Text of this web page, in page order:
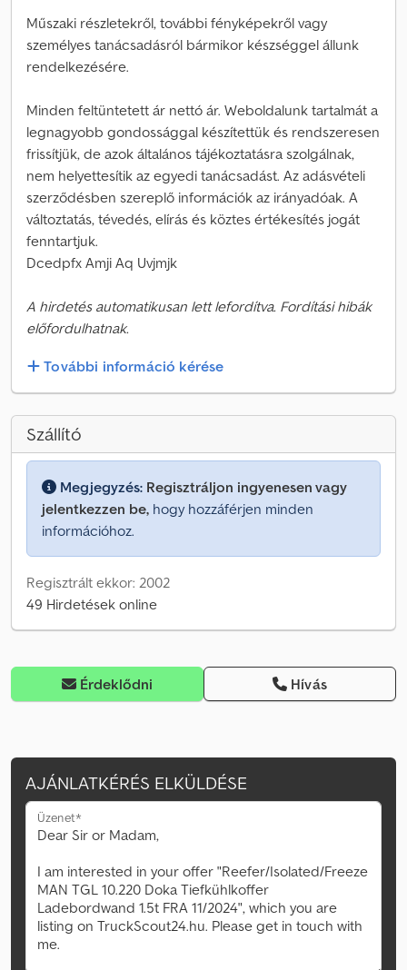
Műszaki részletekről, további fényképekről vagy
személyes tanácsadásról bármikor készséggel állunk
rendelkezésére.
Minden feltüntetett ár nettó ár. Weboldalunk tartalmát a
legnagyobb gondossággal készítettük és rendszeresen
frissítjük, de azok általános tájékoztatásra szolgálnak,
nem helyettesítik az egyedi tanácsadást. Az adásvételi
szerződésben szereplő információk az irányadóak. A
változtatás, tévedés, elírás és köztes értékesítés jogát
fenntartjuk.
Dcedpfx Amji Aq Uvjmjk
A hirdetés automatikusan lett lefordítva. Fordítási hibák
előfordulhatnak.
További információ kérése
Szállító
Megjegyzés: Regisztráljon ingyenesen vagy
jelentkezzen be, hogy hozzáférjen minden
információhoz.
Regisztrált ekkor: 2002
49 Hirdetések online
Érdeklődni Hívás
AJÁNLATKÉRÉS ELKÜLDÉSE
Üzenet*